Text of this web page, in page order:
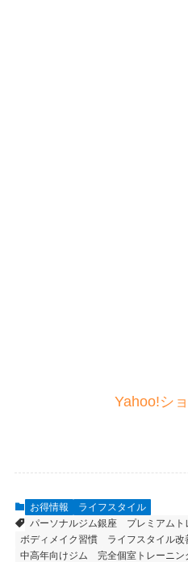
Yahoo!シ
お得情報
ライフスタイル
パーソナルジム銀座
プレミアムト
ボディメイク習慣
ライフスタイル改
中高年向けジム
完全個室トレーニン